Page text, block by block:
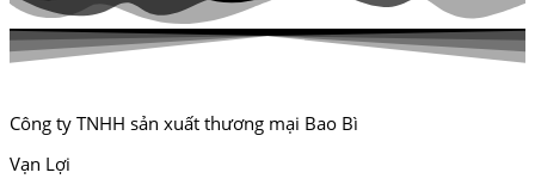
Công ty TNHH sản xuất thương mại Bao Bì
Vạn Lợi